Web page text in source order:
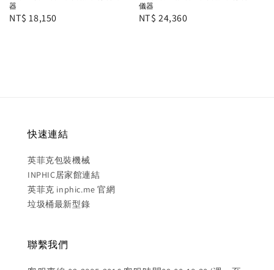
器
Regular
NT$ 18,150
儀器
Regular
NT$ 24,360
快速連結
英菲克包裝機械
INPHIC居家館連結
英菲克 inphic.me 官網
垃圾桶最新型錄
聯繫我們